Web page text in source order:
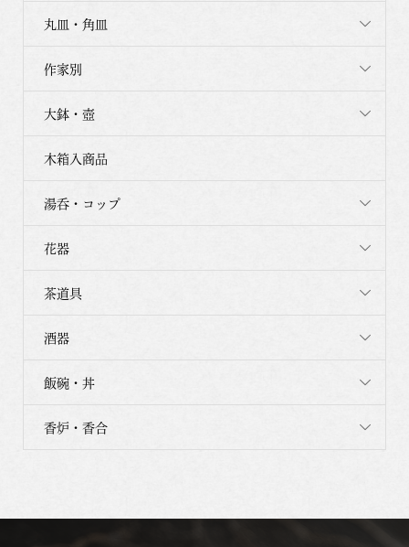
丸皿・角皿
作家別
大鉢・壺
木箱入商品
湯呑・コップ
花器
茶道具
酒器
飯碗・丼
香炉・香合